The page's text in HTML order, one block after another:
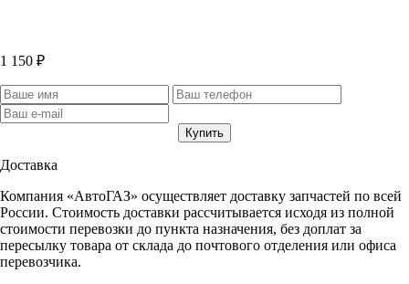
1 150 ₽
Доставка
Компания «АвтоГАЗ» осуществляет доставку запчастей по всей
России. Стоимость доставки рассчитывается исходя из полной
стоимости перевозки до пункта назначения, без доплат за
пересылку товара от склада до почтового отделения или офиса
перевозчика.